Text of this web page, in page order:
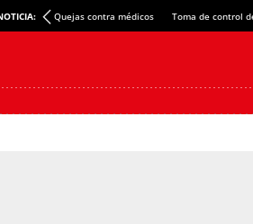
Quejas contra médicos Toma de control